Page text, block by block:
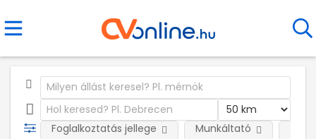
Foglalkoztatás jellege Munkáltató